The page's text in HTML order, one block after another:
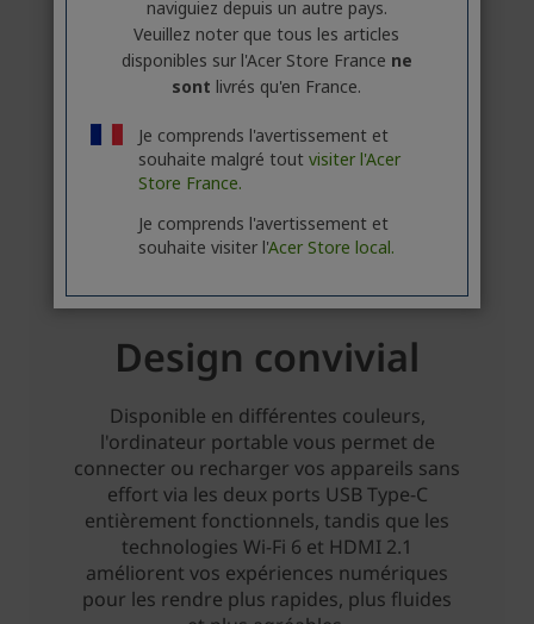
naviguiez depuis un autre pays.
Veuillez noter que tous les articles
disponibles sur l'Acer Store France ne
sont livrés qu'en France.
Je comprends l'avertissement et
souhaite malgré tout visiter l'Acer
Store France.
Je comprends l'avertissement et
souhaite visiter l'Acer Store local.